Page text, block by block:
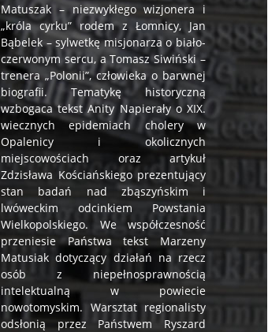
Matuszak – niezwykłego wizjonera i
„króla cyrku” rodem z Łomnicy, Jan
Bąbelek – sylwetkę misjonarza o biało-
czerwonym sercu, a Tomasz Siwiński –
trenera „Polonii”, człowieka o barwnej
biografii. Tematykę historyczną
wzbogaca tekst Anity Napierały o XIX.
wiecznych epidemiach cholery w
Opalenicy i okolicznych
miejscowościach oraz artykuł
Zdzisława Kościańskiego prezentujący
stan badań nad zbąszyńskim i
lwóweckim odcinkiem Powstania
Wielkopolskiego. We współczesność
przeniesie Państwa tekst Marzeny
Matusiak dotyczący działań na rzecz
osób z niepełnosprawnością
intelektualną w powiecie
nowotomyskim. Warsztat regionalisty
odsłonią przez Państwem Ryszard